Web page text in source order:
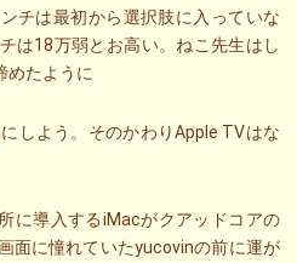
チは最初から選択肢に入っていな
は18万弱とお高い。ねこ先生はし
めたように
しよう。そのかわりApple TVはな
に導入するiMacがクアッドコアの
面に憧れていたyucovinの前に運が